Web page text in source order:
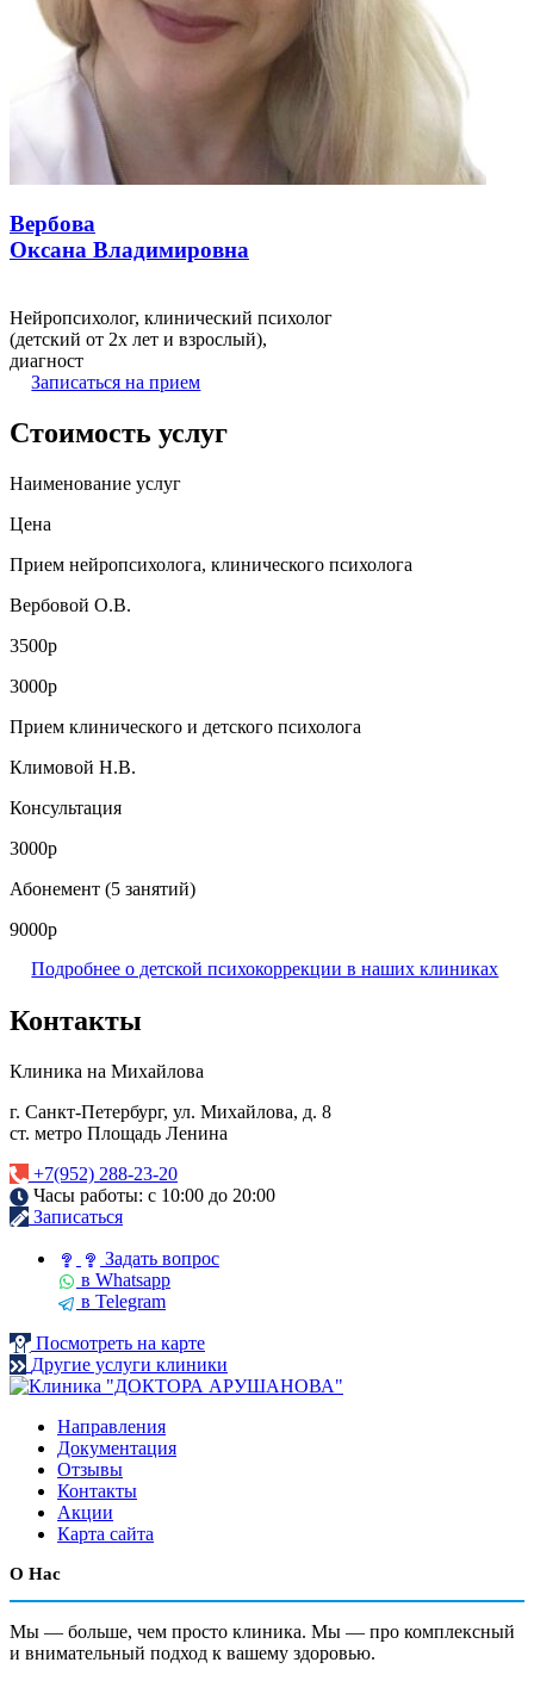
Вербова
Оксана Владимировна
Нейропсихолог, клинический психолог
(детский от 2х лет и взрослый),
диагност
Записаться на прием
Стоимость услуг
Наименование услуг
Цена
Прием нейропсихолога, клинического психолога
Вербовой О.В.
3500р
3000р
Прием клинического и детского психолога
Климовой Н.В.
Консультация
3000р
Абонемент (5 занятий)
9000р
Подробнее о детской психокоррекции в наших клиниках
Контакты
Клиника на Михайлова
г. Санкт-Петербург, ул. Михайлова, д. 8
ст. метро Площадь Ленина
+7(952) 288-23-20
Часы работы: с 10:00 до 20:00
Записаться
Задать вопрос
в Whatsapp
в Telegram
Посмотреть на карте
Другие услуги клиники
Направления
Документация
Отзывы
Контакты
Акции
Карта сайта
О Нас
Мы — больше, чем просто клиника. Мы — про комплексный
и внимательный подход к вашему здоровью.